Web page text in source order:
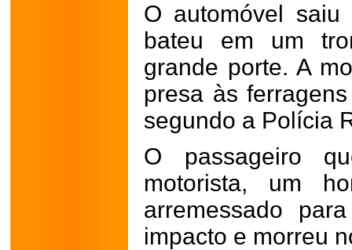
O automóvel
bateu em um
grande porte. A
presa às
segundo a Polícia
O passageiro
motorista, um
arremessado
impacto e morreu